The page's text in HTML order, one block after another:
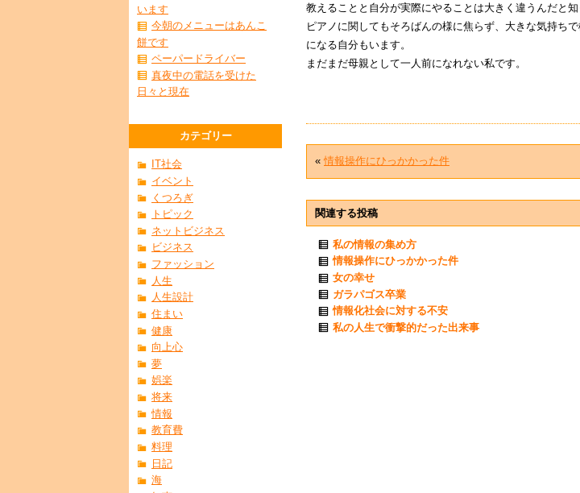
教えることと自分が実際にやることは大きく違うんだと知
ピアノに関してもそろばんの様に焦らず、大きな気持ち
になる自分もいます。
まだまだ母親として一人前になれない私です。
« 情報操作にひっかかった件
関連する投稿
私の情報の集め方
情報操作にひっかかった件
女の幸せ
ガラパゴス卒業
情報化社会に対する不安
私の人生で衝撃的だった出来事
います
今朝のメニューはあんこ
餅です
ペーパードライバー
真夜中の電話を受けた
日々と現在
カテゴリー
IT社会
イベント
くつろぎ
トピック
ネットビジネス
ビジネス
ファッション
人生
人生設計
住まい
健康
向上心
夢
娯楽
将来
情報
教育費
料理
日記
海